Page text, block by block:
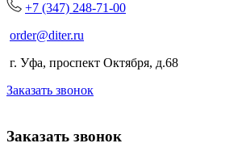
+7 (347) 248-71-00
order@diter.ru
г. Уфа, проспект Октября, д.68
Заказать звонок
Заказать звонок